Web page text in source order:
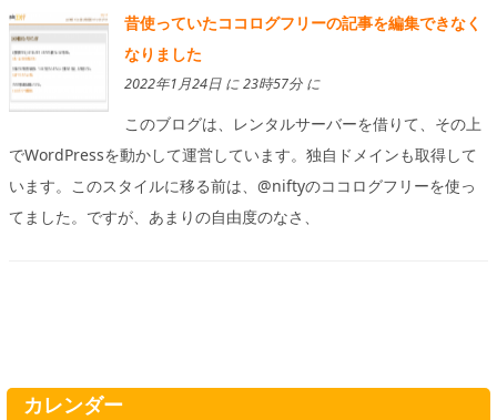
昔使っていたココログフリーの記事を編集できなく
なりました
2022年1月24日 に 23時57分 に
このブログは、レンタルサーバーを借りて、その上
でWordPressを動かして運営しています。独自ドメインも取得して
います。このスタイルに移る前は、@niftyのココログフリーを使っ
てました。ですが、あまりの自由度のなさ、
カレンダー